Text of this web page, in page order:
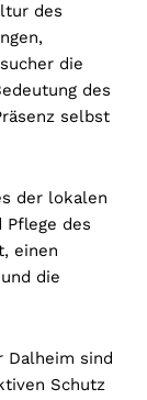
des
die
des
selbst
der lokalen
Pflege des
einen
die
Dalheim sind
Schutz